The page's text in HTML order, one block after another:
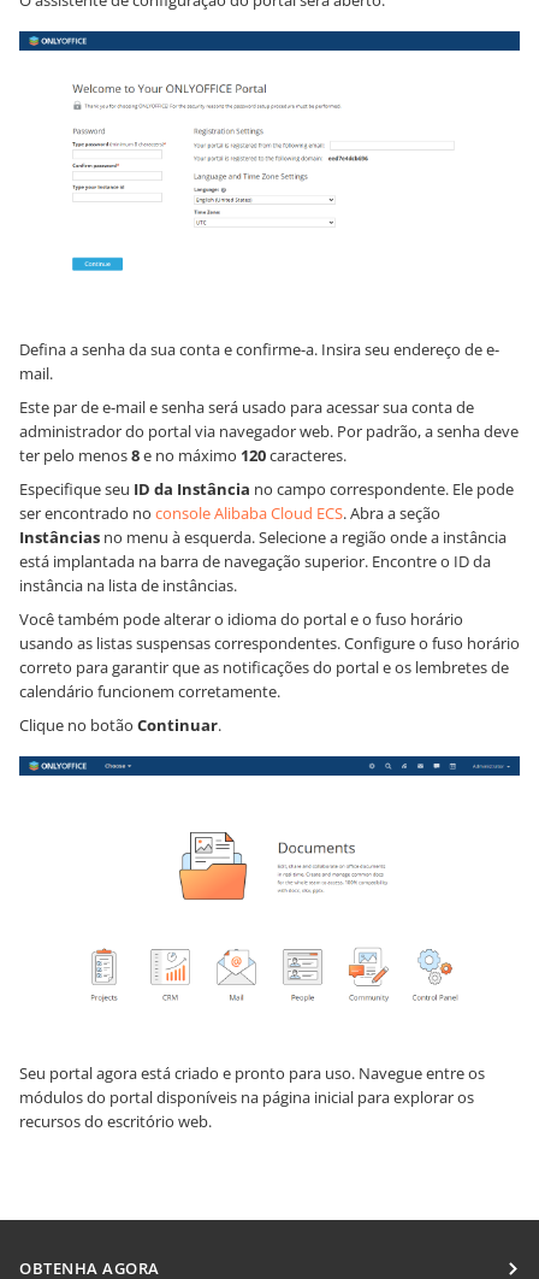
Defina a senha da sua conta e confirme-a. Insira seu endereço de e-
mail.
Este par de e-mail e senha será usado para acessar sua conta de
administrador do portal via navegador web. Por padrão, a senha deve
ter pelo menos8e no máximo 120caracteres.
Especifique seu ID da Instância no campo correspondente. Ele pode
ser encontrado no console Alibaba Cloud ECS. Abra a seção
Instâncias no menu à esquerda. Selecione a região onde a instância
está implantada na barra de navegação superior. Encontre o ID da
instância na lista de instâncias.
Você também pode alterar o idioma do portal e o fuso horário
usando as listas suspensas correspondentes. Configure o fuso horário
correto para garantir que as notificações do portal e os lembretes de
calendário funcionem corretamente.
Clique no botão Continuar.
Seu portal agora está criado e pronto para uso. Navegue entre os
módulos do portal disponíveis na página inicial para explorar os
recursos do escritório web.
OBTENHA AGORA